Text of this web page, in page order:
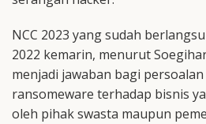
NCC 2023 yang sudah
2022 kemarin, menurut
menjadi jawaban bagi
ransomeware terhadap bisnis
oleh pihak swasta maupun